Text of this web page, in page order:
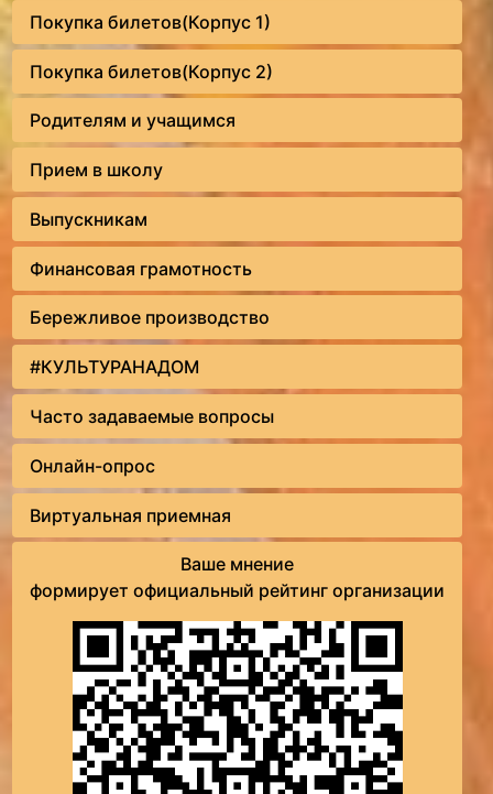
Покупка билетов(Корпус 1)
Покупка билетов(Корпус 2)
Родителям и учащимся
Прием в школу
Выпускникам
Финансовая грамотность
Бережливое производство
#КУЛЬТУРАНАДОМ
Часто задаваемые вопросы
Онлайн-опрос
Виртуальная приемная
Ваше мнение
формирует официальный рейтинг организации